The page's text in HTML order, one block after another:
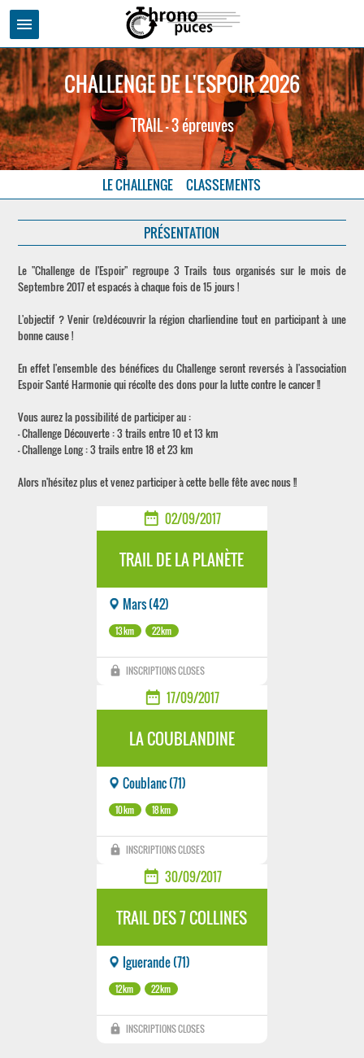
menu
CHALLENGE DE L'ESPOIR 2026
TRAIL - 3 épreuves
LE CHALLENGE CLASSEMENTS
PRÉSENTATION
Le "Challenge de l'Espoir" regroupe 3 Trails tous organisés sur le mois de
Septembre 2017 et espacés à chaque fois de 15 jours !
L'objectif ? Venir (re)découvrir la région charliendine tout en participant à une
bonne cause !
En effet l'ensemble des bénéfices du Challenge seront reversés à l'association
Espoir Santé Harmonie qui récolte des dons pour la lutte contre le cancer !!
Vous aurez la possibilité de participer au :
- Challenge Découverte : 3 trails entre 10 et 13 km
- Challenge Long : 3 trails entre 18 et 23 km
Alors n'hésitez plus et venez participer à cette belle fête avec nous !!
date_range 02/09/2017
TRAIL DE LA PLANÈTE
Mars (42)
13km 22km
lock INSCRIPTIONS CLOSES
date_range 17/09/2017
LA COUBLANDINE
Coublanc (71)
10km 18km
lock INSCRIPTIONS CLOSES
date_range 30/09/2017
TRAIL DES 7 COLLINES
Iguerande (71)
12km 22km
lock INSCRIPTIONS CLOSES